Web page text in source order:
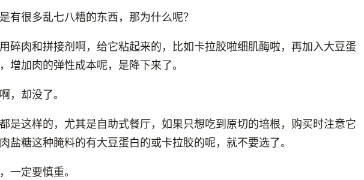
有很多乱七八糟的东西，那为什么呢？
碎肉和拼接剂啊，给它粘起来的，比如卡拉胶啦细肌酶啦，再加入大豆蛋
增加肉的弹性成本呢，是降下来了。
，却没了。
是这样的，尤其是自助式餐厅，如果只想吃到原切的培根，购买时注意它
盐糖这种腌料的有大豆蛋白的或卡拉胶的呢，就不要选了。
一定要慎重。